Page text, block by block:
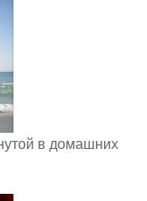
в домашних